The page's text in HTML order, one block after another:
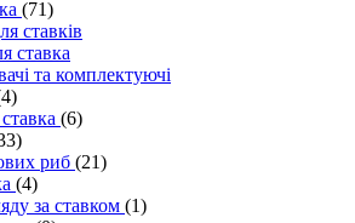
(71)
ставків
ставка
та комплектуючі
(6)
риб (21)
(4)
за ставком (1)